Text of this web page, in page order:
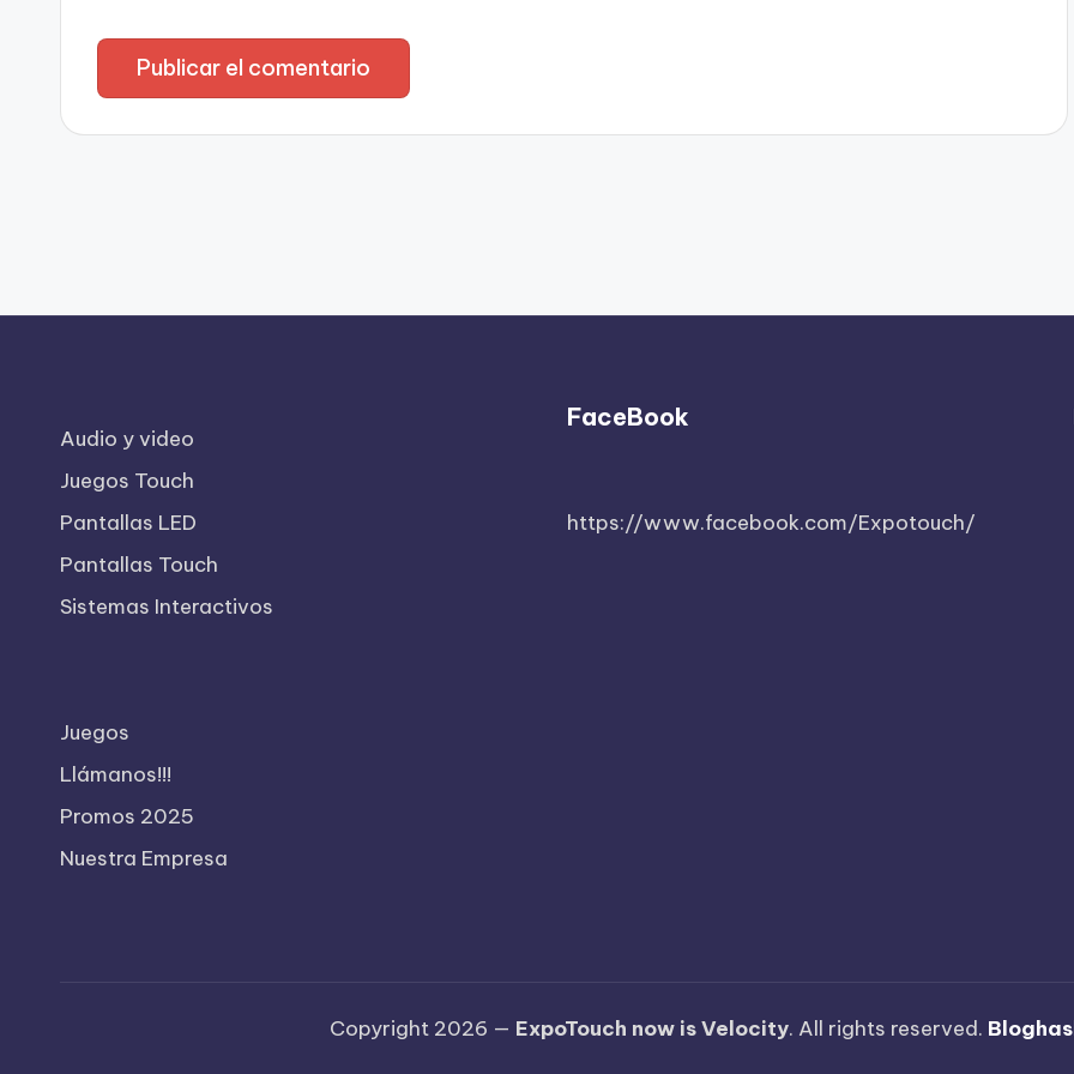
Audio y video
Juegos Touch
Pantallas LED
Pantallas Touch
Sistemas Interactivos
Juegos
Llámanos!!!
Promos 2025
Nuestra Empresa
FaceBook
https://www.facebook.com/Expotouch/
Copyright 2026 — ExpoTouch now is Velocity. All rights reserved.